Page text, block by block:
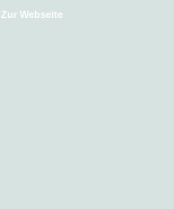
Zur Webseite